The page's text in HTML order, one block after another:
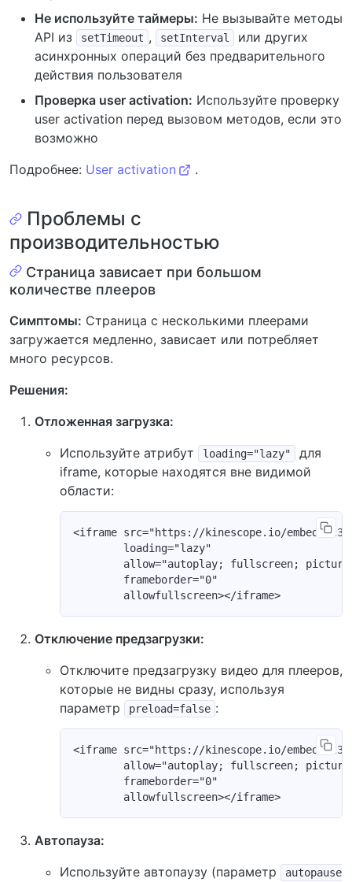
Не используйте таймеры: Не вызывайте методы
API из
setTimeout , setInterval
или других
асинхронных операций без предварительного
действия пользователя
Проверка user activation: Используйте проверку
user activation перед вызовом методов, если это
возможно
Подробнее: User activation .
Проблемы с
производительностью
Страница зависает при большом
количестве плееров
Симптомы: Страница с несколькими плеерами
загружается медленно, зависает или потребляет
много ресурсов.
Решения:
Отложенная загрузка:
Используйте атрибут
loading="lazy"
для
iframe, которые находятся вне видимой
области:
<iframe src="https://kinescope.io/embed/
        loading="lazy"
allow="autoplay; fullscreen;
        frameborder="0"
Отключение предзагрузки:
Отключите предзагрузку видео для плееров,
которые не видны сразу, используя
параметр
preload=false :
<iframe src="https://kinescope.io/embed/
allow="autoplay; fullscreen;
        frameborder="0"
Автопауза:
Используйте автопаузу (параметр
autopause